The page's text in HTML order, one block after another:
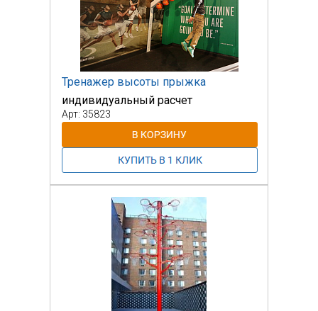
Тренажер высоты прыжка
индивидуальный расчет
Арт: 35823